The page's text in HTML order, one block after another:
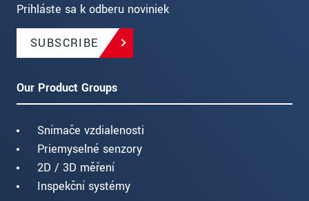
Prihláste sa k odberu noviniek
SUBSCRIBE
Our Product Groups
Snímače vzdialenosti
Priemyselné senzory
2D / 3D měření
Inspekční systémy